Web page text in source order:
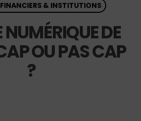
FINANCIERS & INSTITUTIONS
NUMÉRIQUE DE
OU PAS CAP
?